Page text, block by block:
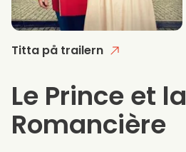
Titta på trailern
Le Prince et la
Romancière